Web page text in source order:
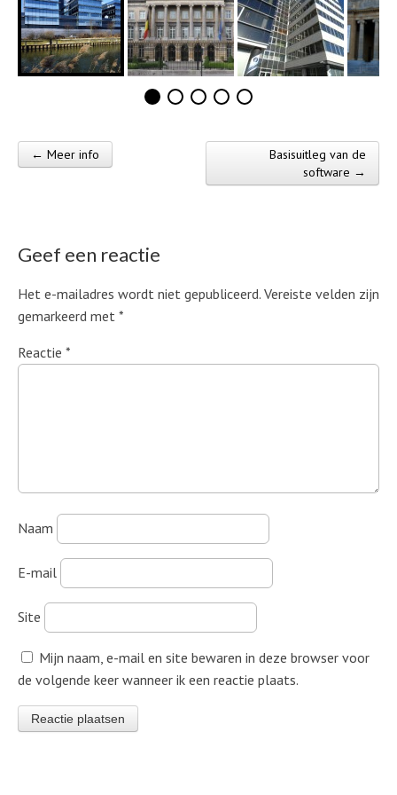
Post navigation
← Meer info
Basisuitleg van de
software →
Geef een reactie
Het e-mailadres wordt niet gepubliceerd. Vereiste velden zijn
gemarkeerd met *
Reactie *
Naam
E-mail
Site
Mijn naam, e-mail en site bewaren in deze browser voor
de volgende keer wanneer ik een reactie plaats.